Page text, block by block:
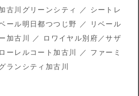
古川グリーンシティ ／ シートレ
ール明日都つつじ野 ／ リベール
加古川 ／ ロワイヤル別府／サザ
ーレルコート加古川 ／ ファーミ
ランシティ加古川